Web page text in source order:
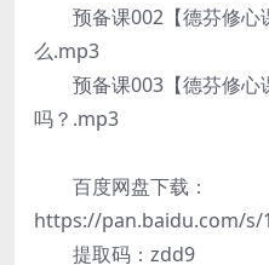
预备课002【德芬修心
么.mp3
预备课003【德芬修心
吗？.mp3
百度网盘下载：
https://pan.baidu.com/s/
提取码：zdd9